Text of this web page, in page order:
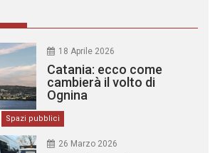
18 Aprile 2026
Catania: ecco come
cambierà il volto di
Ognina
Spazi pubblici
26 Marzo 2026